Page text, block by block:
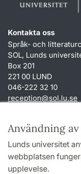
Användning
Lunds universitet
webbplatsen
upplevelse.
Kontakta oss
Språk- och
SOL, Lunds
Box 201
221 00 LUND
046-222 32 10
reception@sol.lu.se
Genvägar
Om webbplatsen
Behandling av